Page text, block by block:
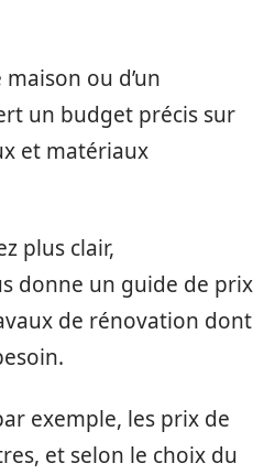
ou d’un
un budget précis sur
et matériaux
plus clair,
donne un guide de prix
de rénovation dont
exemple, les prix de
et selon le choix du